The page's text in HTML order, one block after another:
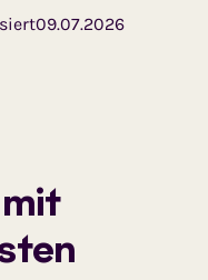
09.07.2026